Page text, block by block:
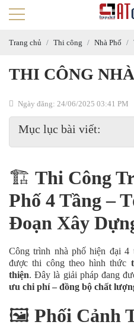
Trang chủ Thi công Nhà Phố
THI CÔNG
Ngày đăng: 24/06/2025 03:41 PM
Mục lục bài viết:
🏗️ Thi Công
Phố 4 Tầng –
Đoạn Xây
Công trình nhà phố hiện đại
được thi công theo hình thức
thiện. Đây là giải pháp đang
ưu chi phí – đồng bộ chất
🖼️ Phối Cảnh